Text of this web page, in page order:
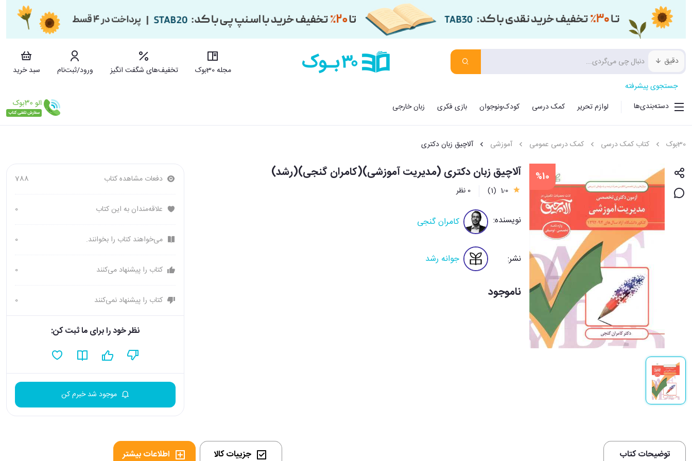
دقیق
مجله 30بوک تخفیف‌های شگفت انگیز ورود/ثبت‌نام
سبد خرید
جستجوی پیشرفته
دسته‌بندی‌ها
لوازم تحریر کمک درسی کودک‌ونوجوان بازی فکری زبان خارجی
30بوک کتاب کمک درسی کمک درسی عمومی آموزشی آلاچیق زبان دکتری
%10 آلاچیق زبان دکتری (مدیریت آموزشی)(کامران گنجی)(رشد)
1٫0 (1) 0 نظر
نویسنده: کامران گنجی
نشر: جوانه رشد
ناموجود
دفعات مشاهده کتاب 788
علاقه‌مندان به این کتاب 0
می‌خواهند کتاب را بخوانند. 0
کتاب را پیشنهاد می‌کنند 0
کتاب را پیشنهاد نمی‌کنند 0
نظر خود را برای ما ثبت کن:
موجود شد خبرم کن
توضیحات کتاب جزییات کالا اطلاعات بیشتر